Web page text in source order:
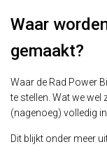
Waar
gemaakt?
Waar de Rad Power
te stellen. Wat we wel
(nagenoeg) volledig
Dit blijkt onder meer